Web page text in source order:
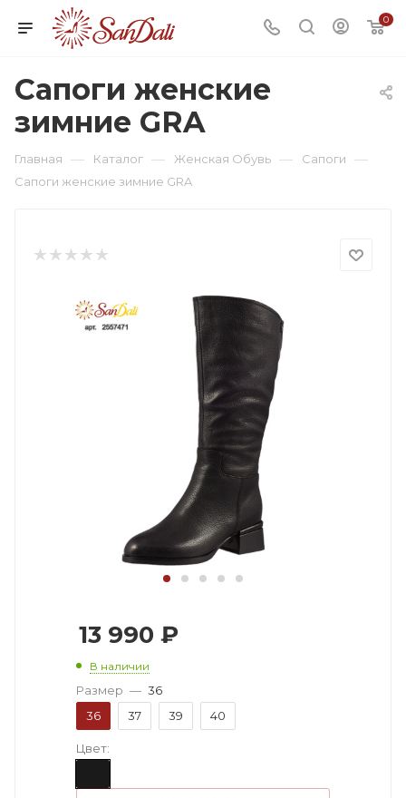
0
Сапоги женские
зимние GRA
Главная — Каталог — Женская Обувь — Сапоги —
Сапоги женские зимние GRA
13 990 ₽
В наличии
Размер — 36
36
37 39 40
Цвет: